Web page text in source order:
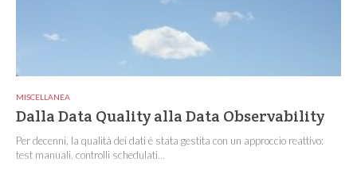
MISCELLANEA
Dalla Data Quality alla Data Observability
Per decenni, la qualità dei dati è stata gestita con un approccio reattivo:
test manuali, controlli schedulati...